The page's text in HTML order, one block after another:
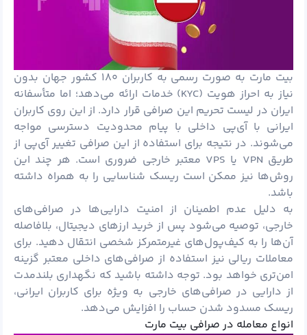
بیت مارت به صورت رسمی به کاربران ۱۸۰ کشور جهان بدون
نیاز به احراز هویت (KYC) خدمات ارائه می‌دهد؛ اما متأسفانه
ایران در لیست تحریم این صرافی قرار دارد. از این روی کاربران
ایرانی با آی‌پی داخلی با پیام محدودیت دسترسی مواجه
می‌شوند. در نتیجه برای استفاده از این صرافی تغییر آی‌پی از
طریق VPN یا VPS معتبر خارجی ضروری است. هر چند این
روش‌ها نیز ممکن است ریسک شناسایی را به همراه داشته
باشد.
به دلیل عدم اطمینان از امنیت دارایی‌ها در صرافی‌های
خارجی، توصیه می‌شود پس از خرید ارزهای دیجیتال، بلافاصله
آن‌ها را به کیف‌پول‌های غیرمتمرکز شخصی انتقال دهید. برای
معاملات ریالی نیز استفاده از صرافی‌های داخلی معتبر گزینه
امن‌تری خواهد بود. توجه داشته باشید که نگهداری بلندمدت
از دارایی در صرافی‌های خارجی به ویژه برای کاربران ایرانی،
ریسک مسدود شدن حساب را افزایش می‌دهد.
انواع معامله در صرافی بیت مارت